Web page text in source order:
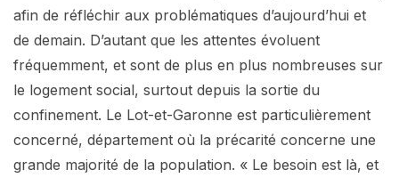
afin de réfléchir aux problématiques d’aujourd’hui et
de demain. D’autant que les attentes évoluent
fréquemment, et sont de plus en plus nombreuses sur
le logement social, surtout depuis la sortie du
confinement. Le Lot-et-Garonne est particulièrement
concerné, département où la précarité concerne une
grande majorité de la population. « Le besoin est là, et